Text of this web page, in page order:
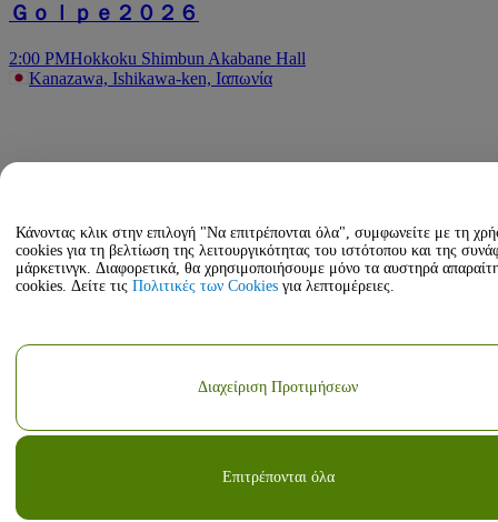
Ｇｏｌｐｅ２０２６
2:00 PMHokkoku Shimbun Akabane Hall
Kanazawa, Ishikawa-ken, Ιαπωνία
Κάνοντας κλικ στην επιλογή "Να επιτρέπονται όλα", συμφωνείτε με τη
cookies για τη βελτίωση της λειτουργικότητας του ιστότοπου και της
μάρκετινγκ. Διαφορετικά, θα χρησιμοποιήσουμε μόνο τα αυστηρά
cookies. Δείτε τις Πολιτικές των Cookies για λεπτομέρειες.
Επιτρέπονται όλα
Διαχείριση Προτιμήσεων